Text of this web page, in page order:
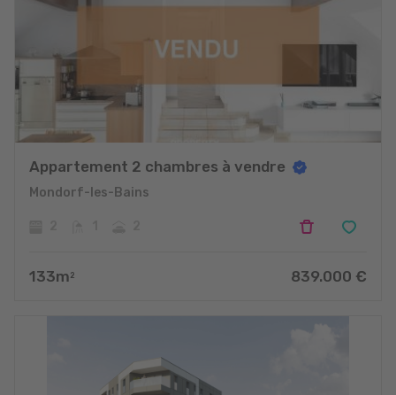
Appartement 2 chambres à vendre
Mondorf-les-Bains
133m 2 839.000 €